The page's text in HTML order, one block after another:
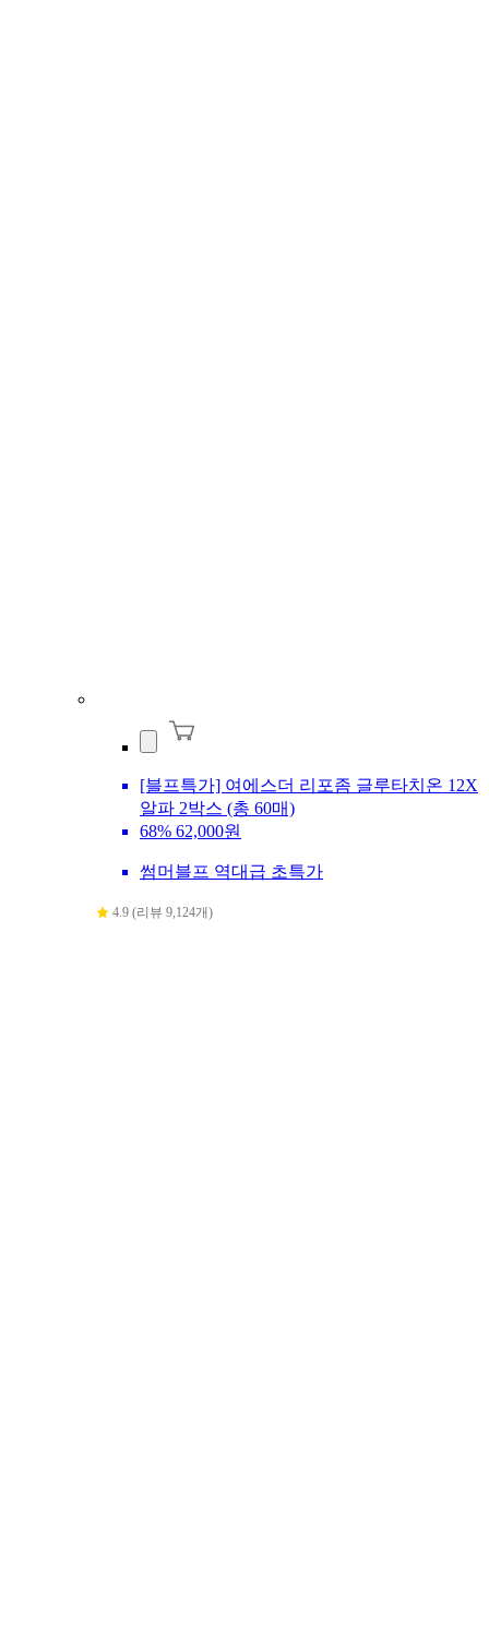
[블프특가] 여에스더 리포좀 글루타치온 12X
알파 2박스 (총 60매)
68% 62,000원
썸머블프 역대급 초특가
4.9 (리뷰 9,124개)